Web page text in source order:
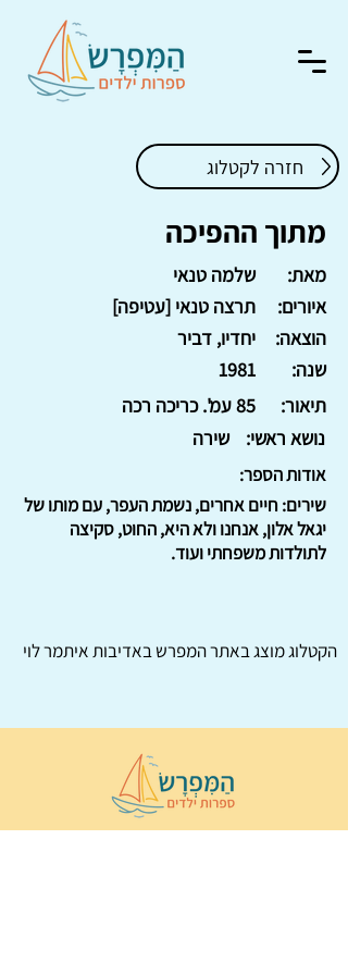
חזרה לקטלוג
מתוך ההפיכה
שלמה טנאי
מאת:
תרצה טנאי [עטיפה]
איורים:
יחדיו, דביר
הוצאה:
1981
שנה:
85 עמ'. כריכה רכה
תיאור:
שירה
נושא ראשי:
אודות הספר:
שירים: חיים אחרים, נשמת העפר, עם מותו של
יגאל אלון, אנחנו ולא היא, החוט, סקיצה
לתולדות משפחתי ועוד.
הקטלוג מוצג באתרהמפרשבאדיבות איתמר לוי